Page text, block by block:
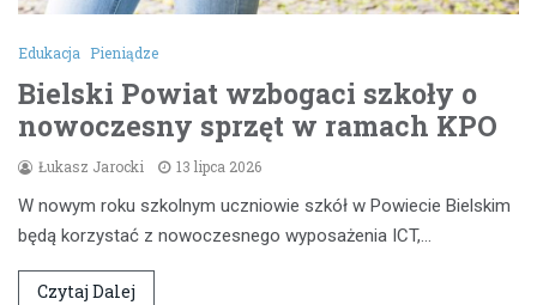
Edukacja Pieniądze
Bielski Powiat wzbogaci szkoły o
nowoczesny sprzęt w ramach KPO
Łukasz Jarocki 13 lipca 2026
W nowym roku szkolnym uczniowie szkół w Powiecie Bielskim
będą korzystać z nowoczesnego wyposażenia ICT,…
Czytaj Dalej